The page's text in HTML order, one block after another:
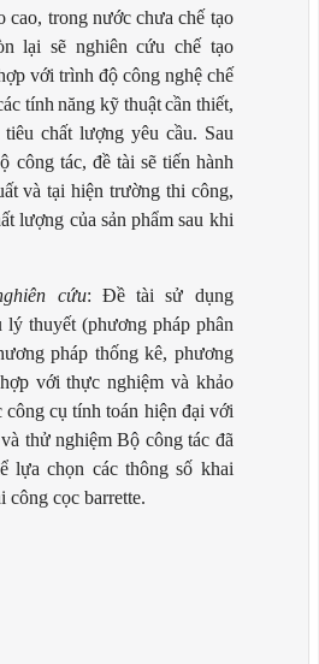
cao, trong nước chưa chế tạo
lại sẽ nghiên cứu chế tạo
với trình độ công nghệ chế
tính năng kỹ thuật cần thiết,
chất lượng yêu cầu. Sau
công tác, đề tài sẽ tiến hành
và tại hiện trường thi công,
lượng của sản phẩm sau khi
cứu: Đề tài sử dụng
lý thuyết (phương pháp phân
pháp thống kê, phương
với thực nghiệm và khảo
công cụ tính toán hiện đại với
thử nghiệm Bộ công tác đã
lựa chọn các thông số khai
công cọc barrette.